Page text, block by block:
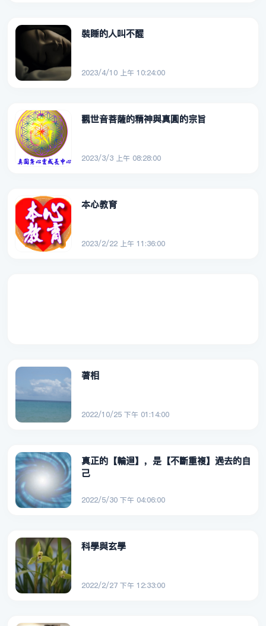
裝睡的人叫不醒
2023/4/10 上午 10:24:00
觀世音菩薩的精神與真圓的宗旨
2023/3/3 上午 08:28:00
本心教育
2023/2/22 上午 11:36:00
著相
2022/10/25 下午 01:14:00
真正的【輪迴】，是【不斷重複】過去的自
己
2022/5/30 下午 04:06:00
科學與玄學
2022/2/27 下午 12:33:00